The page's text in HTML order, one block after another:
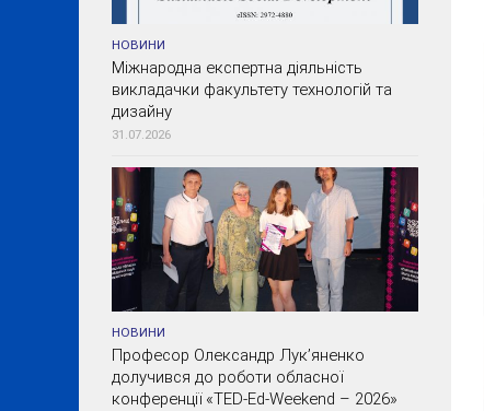
НОВИНИ
Міжнародна експертна діяльність
викладачки факультету технологій та
дизайну
31.07.2026
НОВИНИ
Професор Олександр Лук’яненко
долучився до роботи обласної
конференції «TED-Ed-Weekend – 2026»